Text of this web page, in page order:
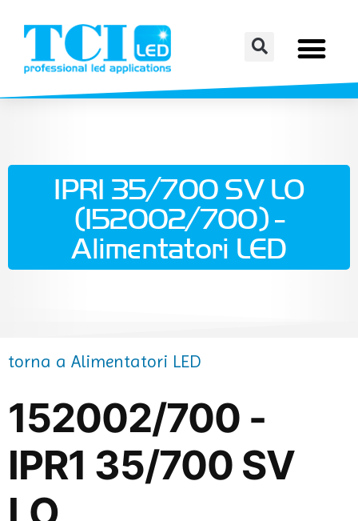
IPR1 35/700 SV LO
(152002/700) -
Alimentatori LED
torna a Alimentatori LED
152002/700 -
IPR1 35/700 SV